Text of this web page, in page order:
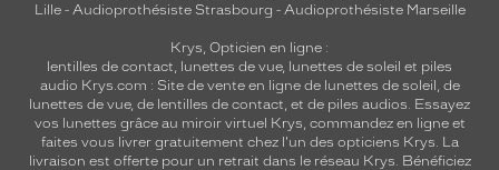
Lille- Audioprothésiste Strasbourg - Audioprothésiste Marseille
Krys, Opticien en ligne :
lentilles de contact lunettes de vue, lunettes de soleil et piles
audio Krys.com : Site de vente en ligne de lunettes de soleil, de
lunettes de vue, de lentilles de contact , et de piles audios. Essayez
vos lunettes grâce au miroir virtuel Krys, commandez en ligne et
faites vous livrer gratuitement chez l'un des opticiens Krys. La
livraison est offerte pour un retrait dans le réseau Krys. Bénéficiez